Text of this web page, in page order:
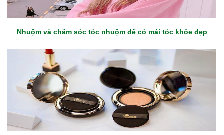
Nhuộm và chăm sóc tóc nhuộm để có mái tóc khỏe đẹp